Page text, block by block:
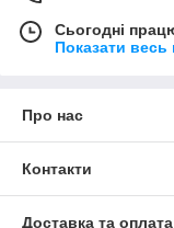
Сьогодні
Показати весь
Про нас
Контакти
Доставка та оплата